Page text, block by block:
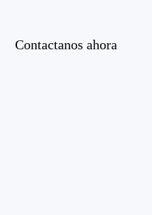
Contactanos ahora